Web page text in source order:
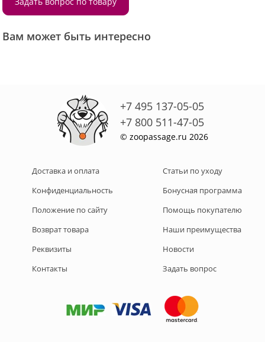
Вам может быть интересно
+7 495 137-05-05
+7 800 511-47-05
© zoopassage.ru 2026
Доставка и оплата
Конфиденциальность
Положение по сайту
Возврат товара
Реквизиты
Контакты
Статьи по уходу
Бонусная программа
Помощь покупателю
Наши преимущества
Новости
Задать вопрос